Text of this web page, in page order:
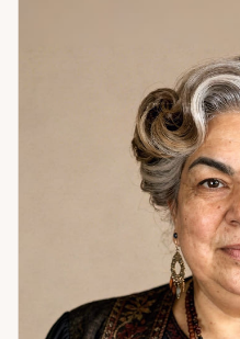
курса работы — обрела
начала привлекать новые
и успешной. Когда человек
весь мир откликается ему